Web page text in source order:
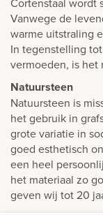
Vanwege de
warme uitstraling
In tegenstelling
vermoeden, is het
Natuursteen
Natuursteen is
het gebruik in
grote variatie in
goed esthetisch
een heel
het materiaal zo
geven wij tot 20